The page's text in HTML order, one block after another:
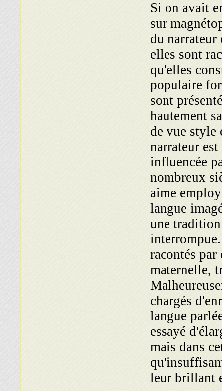
Si on avait
sur
du narrateur
elles sont
qu'elles
populaire
sont
hautement
de vue style
narra­teur
influencée
nom­breux
aime
langue
une
ra­contés
maternelle,
chargés
langue
essayé
mais dans
leur brillant